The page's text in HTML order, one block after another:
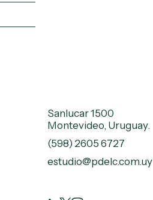
Sanlucar 1500
Montevideo, Uruguay.
(598) 2605 6727
estudio@pdelc.com.uy